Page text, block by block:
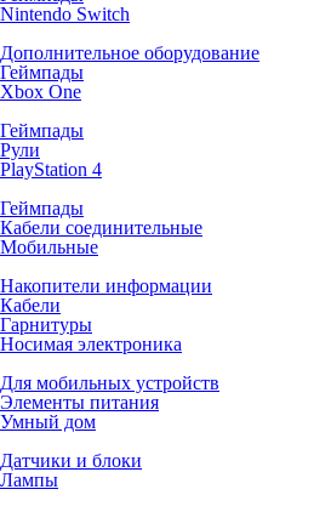
Nintendo Switch
Дополнительное оборудование
Геймпады
Xbox One
Геймпады
Рули
PlayStation 4
Геймпады
Кабели соединительные
Мобильные
Накопители информации
Кабели
Гарнитуры
Носимая электроника
Для мобильных устройств
Элементы питания
Умный дом
Датчики и блоки
Лампы